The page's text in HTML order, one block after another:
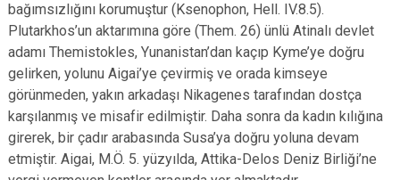
bağımsızlığını korumuştur (Ksenophon, Hell. IV.8.5).
Plutarkhos’un aktarımına göre (Them. 26) ünlü Atinalı devlet
adamı Themistokles, Yunanistan’dan kaçıp Kyme’ye doğru
gelirken, yolunu Aigai’ye çevirmiş ve orada kimseye
görünmeden, yakın arkadaşı Nikagenes tarafından dostça
karşılanmış ve misafir edilmiştir. Daha sonra da kadın kılığına
girerek, bir çadır arabasında Susa’ya doğru yoluna devam
etmiştir. Aigai, M.Ö. 5. yüzyılda, Attika-Delos Deniz Birliği’ne